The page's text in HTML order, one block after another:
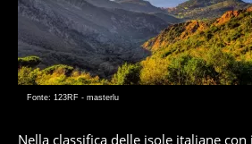
Fonte: 123RF - masterlu
Nella classifica delle isole italiane